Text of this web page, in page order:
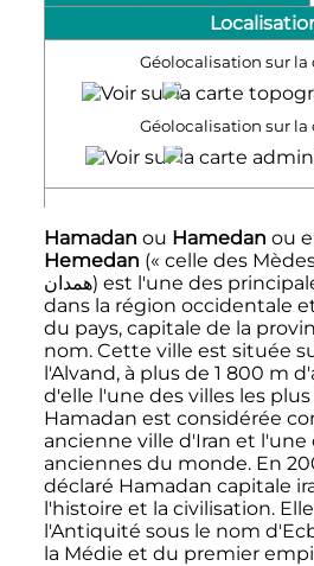
Géolocalisation sur la
Hamadan
Géolocalisation sur la
Hamadan
Hamadan ou Hamedan ou
Hemedan (« celle des
همدان) est l'une des
dans la région occidentale
du pays, capitale de la
nom. Cette ville est située
l'Alvand, à plus de 1 800 m
d'elle l'une des villes les
Hamadan est considérée
ancienne ville d'Iran et l'une
anciennes du monde. En
déclaré Hamadan capitale
l'histoire et la civilisation.
l'Antiquité sous le nom
la Médie et du premier